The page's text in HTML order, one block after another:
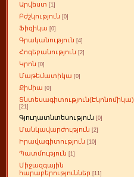
Արվեստ [1]
Բժշկություն [0]
Ֆիզիկա [0]
Գրականություն [4]
Հոգեբանություն [2]
Կրոն [0]
Մաթեմատիկա [0]
Քիմիա [0]
Տնտեսագիտություն(Էկոնոմիկա)
[21]
Գյուղատնտեսություն [0]
Մանկավարժություն [2]
Իրավագիտություն [10]
Պատմություն [1]
Միջազգային
հարաբերություններ [11]